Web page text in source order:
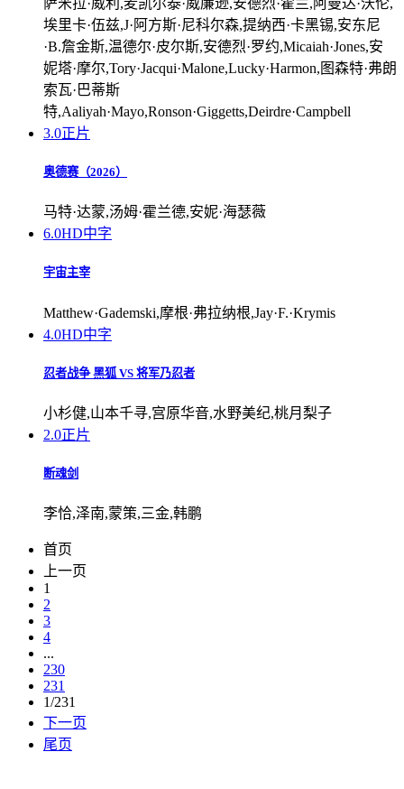
萨米拉·威利,麦凯尔泰·威廉逊,安德烈·霍兰,阿曼达·沃伦,
埃里卡·伍兹,J·阿方斯·尼科尔森,提纳西·卡黑锡,安东尼
·B.詹金斯,温德尔·皮尔斯,安德烈·罗约,Micaiah·Jones,安
妮塔·摩尔,Tory·Jacqui·Malone,Lucky·Harmon,图森特·弗朗
索瓦·巴蒂斯
特,Aaliyah·Mayo,Ronson·Giggetts,Deirdre·Campbell
3.0正片
奥德赛（2026）
马特·达蒙,汤姆·霍兰德,安妮·海瑟薇
6.0HD中字
宇宙主宰
Matthew·Gademski,摩根·弗拉纳根,Jay·F.·Krymis
4.0HD中字
忍者战争 黑狐 VS 将军乃忍者
小杉健,山本千寻,宫原华音,水野美纪,桃月梨子
2.0正片
断魂剑
李恰,泽南,蒙策,三金,韩鹏
首页
上一页
1
2
3
4
...
230
231
1/231
下一页
尾页